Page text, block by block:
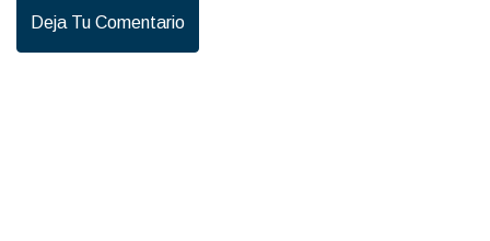
Deja Tu Comentario